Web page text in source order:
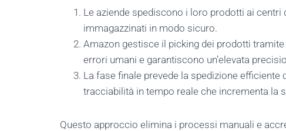
Le aziende spediscono i loro prodotti ai
immagazzinati in modo sicuro.
Amazon gestisce il picking dei prodotti
errori umani e garantiscono un’elevata
La fase finale prevede la spedizione
tracciabilità in tempo reale che incrementa la
Questo approccio elimina i processi manuali e